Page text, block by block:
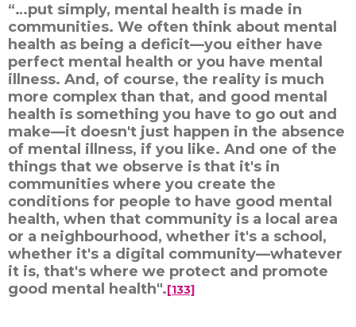
“…put simply, mental health is made in
communities. We often think about mental
health as being a deficit—you either have
perfect mental health or you have mental
illness. And, of course, the reality is much
more complex than that, and good mental
health is something you have to go out and
make—it doesn't just happen in the absence
of mental illness, if you like. And one of the
things that we observe is that it's in
communities where you create the
conditions for people to have good mental
health, when that community is a local area
or a neighbourhood, whether it's a school,
whether it's a digital community—whatever
it is, that's where we protect and promote
good mental health". [133]